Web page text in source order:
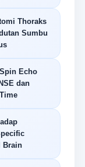
Thoraks
Sumbu
Echo
dan
Brain